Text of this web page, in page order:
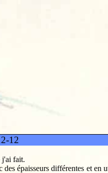
12
j'ai fait.
épaisseurs différentes et en